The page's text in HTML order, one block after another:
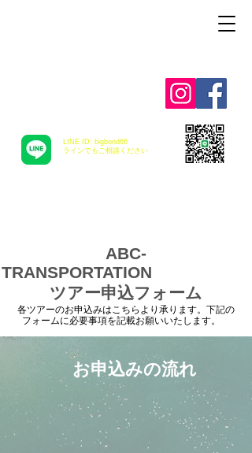
LINE ID: bigbond66
​ラインでもご相談ください
ABC-
TRANSPORTATION
ツアー申込フォーム
各ツアーのお申込みはこちらより承ります。下記の
フォームに必要事項を記載お願いいたします。
お申込みの流れ